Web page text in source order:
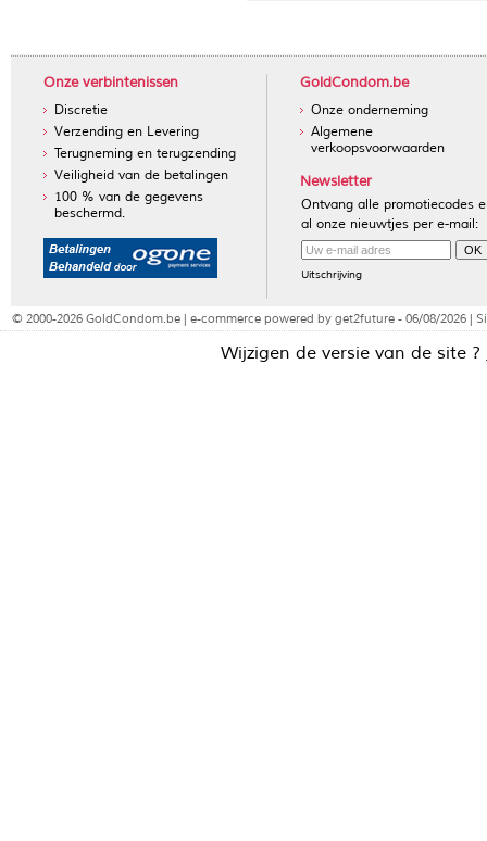
Onze verbintenissen
Discretie
Verzending en Levering
Terugneming en terugzending
Veiligheid van de betalingen
100 % van de gegevens
beschermd.
GoldCondom.be
Onze onderneming
Algemene
verkoopsvoorwaarden
Newsletter
Ontvang alle promotiecodes
al onze nieuwtjes per e-mail:
Uitschrijving
© 2000-2026 GoldCondom.be | e-commerce powered by get2future - 06/08/2026 |
Wijzigen de versie van de site ?